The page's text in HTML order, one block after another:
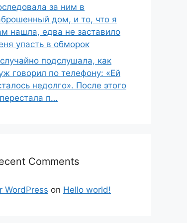
за ним в
дом, и то, что я
нашла, едва не заставило
упасть в обморок
подслушала, как
говорил по телефону: «Ей
недолго». После этого
п…
Comments
WordPress on Hello world!